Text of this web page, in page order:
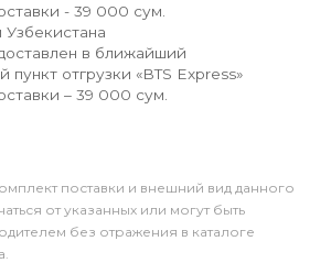
- 39 000 сум.
в ближайший
пункт отгрузки «BTS Express»
– 39 000 сум.
поставки и внешний вид данного
от указанных или могут быть
без отражения в каталоге